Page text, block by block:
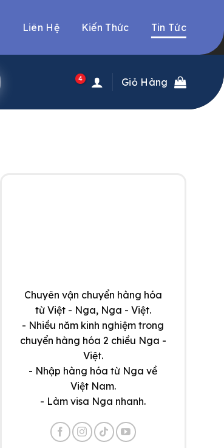
Liên Hệ Kiến Thức Tin Tức
4 Giỏ Hàng
Chuyên vận chuyển hàng hóa
từ Việt - Nga, Nga - Việt.
- Nhiều năm kinh nghiệm trong
chuyển hàng hóa 2 chiều Nga -
Việt.
- Nhập hàng hóa từ Nga về
Việt Nam.
- Làm visa Nga nhanh.